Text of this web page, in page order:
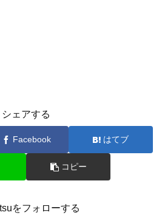
シェアする
Facebook はてブ
コピー
をフォローする